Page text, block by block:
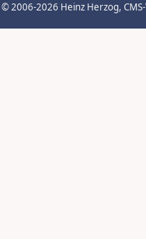
© 2006-2026 Heinz Herzog,